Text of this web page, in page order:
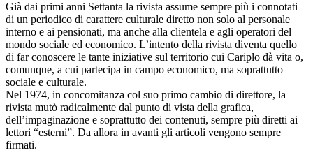
Già dai primi anni Settanta la rivista assume sempre più i connotati
di un periodico di carattere culturale diretto non solo al personale
interno e ai pensionati, ma anche alla clientela e agli operatori del
mondo sociale ed economico. L’intento della rivista diventa quello
di far conoscere le tante iniziative sul territorio cui Cariplo dà vita o,
comunque, a cui partecipa in campo economico, ma soprattutto
sociale e culturale.
Nel 1974, in concomitanza col suo primo cambio di direttore, la
rivista mutò radicalmente dal punto di vista della grafica,
dell’impaginazione e soprattutto dei contenuti, sempre più diretti ai
lettori “esterni”. Da allora in avanti gli articoli vengono sempre
firmati.